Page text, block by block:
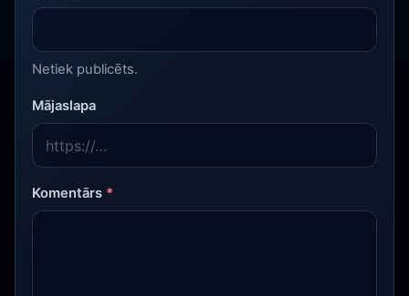
Netiek publicēts.
Mājaslapa
Komentārs *